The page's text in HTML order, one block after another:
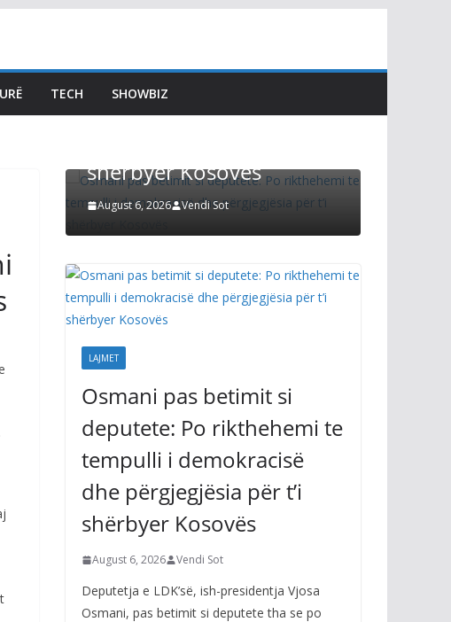
TECH SHOWBIZ
Osmani pas betimit si
deputete: Po rikthehemi
te tempulli i demokracisë
shërbyer Kosovës
August 6, 2026 Vendi Sot
LAJMET
Osmani pas betimit si
deputete: Po rikthehemi te
tempulli i demokracisë
dhe përgjegjësia për t’i
shërbyer Kosovës
August 6, 2026 Vendi Sot
Deputetja e LDK’së, ish-presidentja Vjosa
Osmani, pas betimit si deputete tha se po